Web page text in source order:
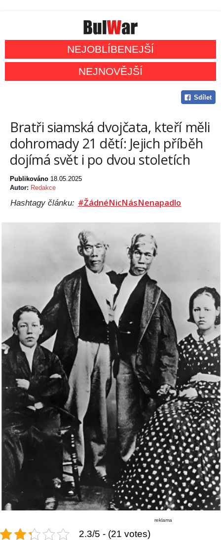
NEJOBLÍBENEJŠÍ
NEJNOVĚJŠÍ
Sdílet
Bratři siamská dvojčata, kteří měli
dohromady 21 dětí: Jejich příběh
dojímá svět i po dvou stoletích
Publikováno 18.05.2025
Autor: Redakce
Hashtagy článku: #ŽádnéNicNásNenapadlo
reklama
2.3/5 - (21 votes)